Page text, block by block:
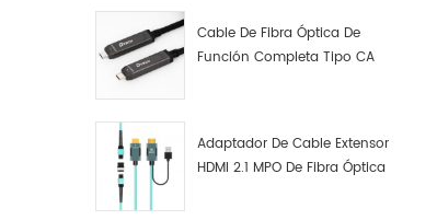
Cable De Fibra Óptica De
Función Completa Tipo CA
Adaptador De Cable Extensor
HDMI 2.1 MPO De Fibra Óptica